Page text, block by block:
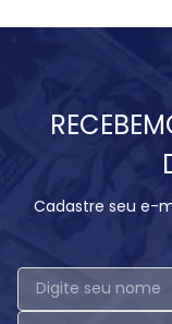
Cadastre seu e-